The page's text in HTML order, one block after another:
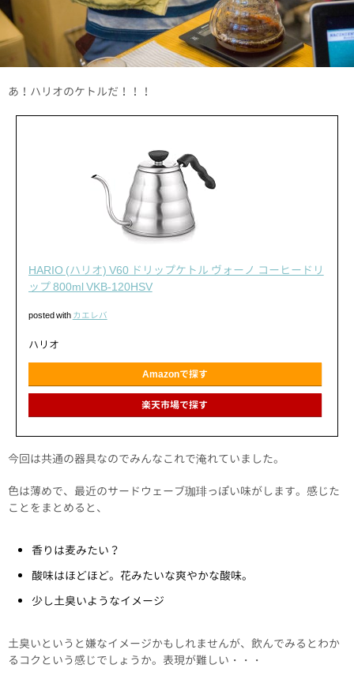
あ！ハリオのケトルだ！！！
HARIO (ハリオ) V60 ドリップケトル ヴォーノ コーヒードリ
ップ 800ml VKB-120HSV
posted with カエレバ
ハリオ
Amazonで探す
楽天市場で探す
今回は共通の器具なのでみんなこれで淹れていました。
色は薄めで、最近のサードウェーブ珈琲っぽい味がします。感じた
ことをまとめると、
香りは麦みたい？
酸味はほどほど。花みたいな爽やかな酸味。
少し土臭いようなイメージ
土臭いというと嫌なイメージかもしれませんが、飲んでみるとわか
るコクという感じでしょうか。表現が難しい・・・